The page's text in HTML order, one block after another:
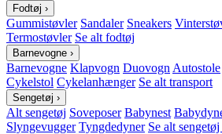
Fodtøj ›
Gummistøvler Sandaler Sneakers
Termostøvler Se alt fodtøj
Barnevogne ›
Barnevogne Klapvogn Duovogn Autostole
Cykelstol Cykelanhænger Se alt transport
Sengetøj ›
Alt sengetøj Soveposer Babynest
Slyngevugger Tyngdedyner Se alt